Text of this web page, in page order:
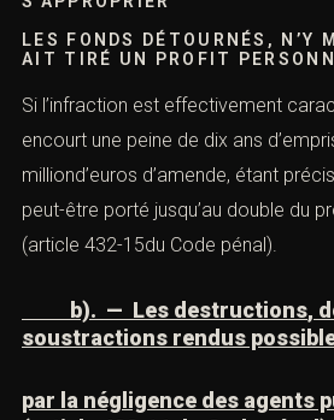
fonctions).
L’élément matériel
Le texte incrimine le fait de détruire,
soustraire.
L’élément moral
Conformément au principe général
du Code pénal, le délit ne peut être la
des fonctions, mais doit être